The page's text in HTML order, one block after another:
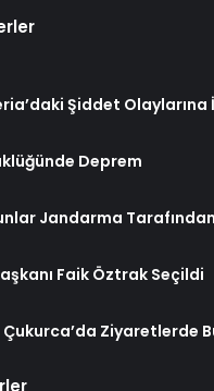
Şiddet Olaylarına
Deprem
Jandarma
Faik Öztrak Seçildi
Ziyaretlerde